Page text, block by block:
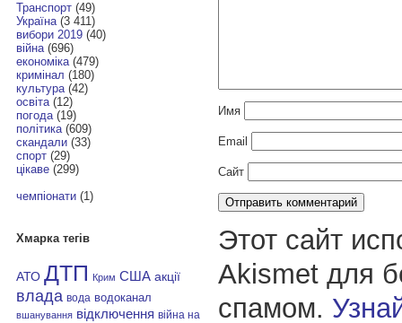
Транспорт(49)
Україна(3 411)
вибори 2019(40)
війна(696)
економіка(479)
кримінал (180)
культура(42)
освіта(12)
погода(19)
політика(609)
скандали(33)
спорт(29)
цікаве(299)
чемпіонати(1)
Хмарка тегів
АТО ДТП Крим США акції
влада вода водоканал
вшанування відключення війна на
Имя
Email
Сайт
Этот сайт
Akismet для
спамом.